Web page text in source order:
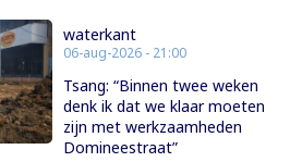
waterkant
06-aug-2026 - 21:00
Tsang: “Binnen twee weken
denk ik dat we klaar moeten
zijn met werkzaamheden
Domineestraat”